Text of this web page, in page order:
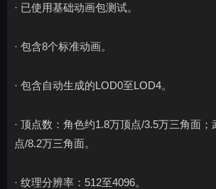
· 已使用基础动画包测试。
· 包含8个标准动画。
· 包含自动生成的LOD0至LOD4。
· 顶点数：角色约1.8万顶点/3.5万三角面；
点/8.2万三角面。
· 纹理分辨率：512至4096。